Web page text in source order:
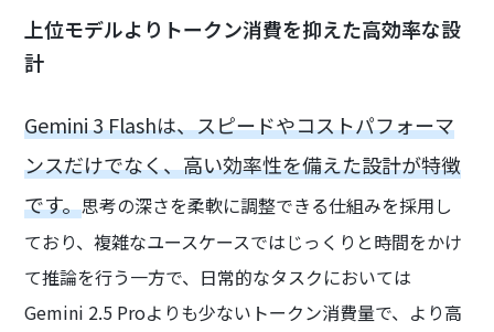
上位モデルよりトークン消費を抑えた高効率な設
計
Gemini 3 Flashは、スピードやコストパフォーマ
ンスだけでなく、高い効率性を備えた設計が特徴
です。思考の深さを柔軟に調整できる仕組みを採用し
ており、複雑なユースケースではじっくりと時間をかけ
て推論を行う一方で、日常的なタスクにおいては
Gemini 2.5 Proよりも少ないトークン消費量で、より高